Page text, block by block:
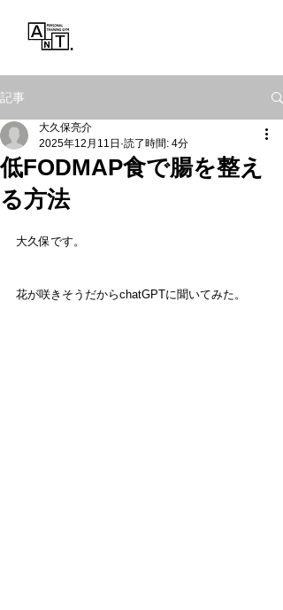
記事
低FODMAP食で腸を整え
る方法
大久保亮介
2025年12月11日 読了時間: 4分
大久保です。
花が咲きそうだからchatGPTに聞いてみた。